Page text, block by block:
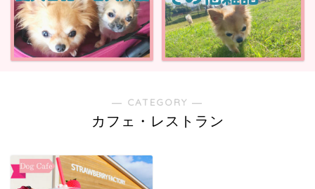
― CATEGORY ―
カフェ・レストラン